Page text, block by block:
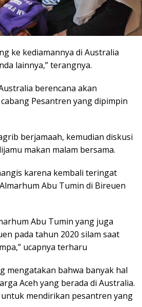
ke kediamannya di Australia
lainnya,” terangnya.
berencana akan
Pesantren yang dipimpin
berjamaah, kemudian diskusi
makan malam bersama.
karena kembali teringat
Abu Tumin di Bireuen
Abu Tumin yang juga
pada tahun 2020 silam saat
ucapnya terharu
mengatakan bahwa banyak hal
Aceh yang berada di Australia.
mendirikan pesantren yang